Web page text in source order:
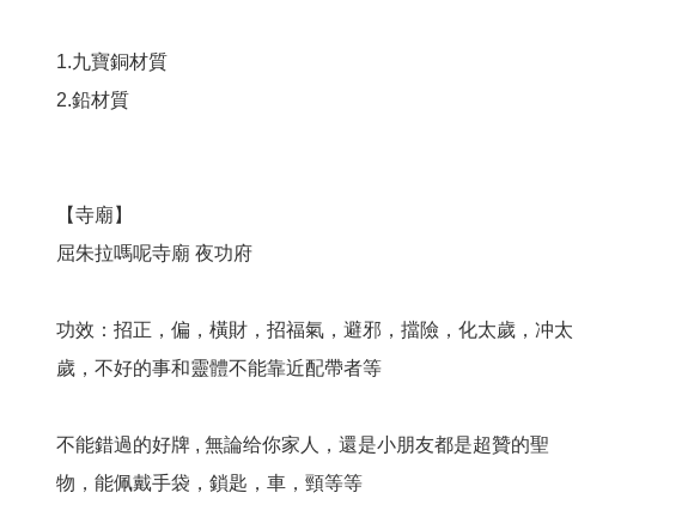
1.九寶銅材質
2.鉛材質
【寺廟】
屈朱拉嗎呢寺廟 夜功府
功效：招正，偏，橫財，招福氣，避邪，擋險，化太歲，冲太
歲，不好的事和靈體不能靠近配帶者等
不能錯過的好牌 , 無論给你家人，還是小朋友都是超贊的聖
物，能佩戴手袋，鎖匙，車，頸等等